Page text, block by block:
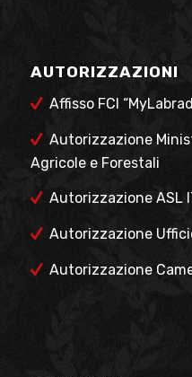
AUTORIZZAZIONI
Affisso FCI
Autorizzazione
Agricole e Forestali
Autorizzazione ASL
Autorizzazione
Autorizzazione